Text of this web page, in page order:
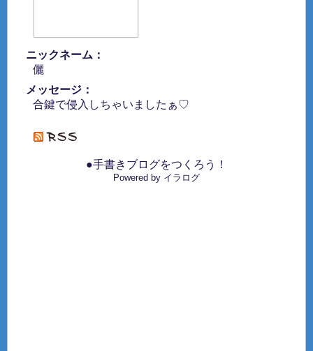
ニックネーム：
儷
メッセージ：
合鍵で侵入しちゃいましたぁ♡
●手書きブログをつくろう！
Powered by イラログ